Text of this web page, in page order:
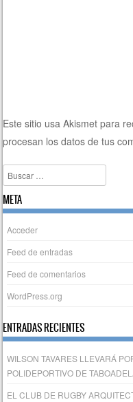
Este sitio usa Akismet para
procesan los datos de tus
Buscar
META
Acceder
Feed de entradas
Feed de comentarios
WordPress.org
ENTRADAS RECIENTES
WILSON TAVARES LLEVARÁ
POLIDEPORTIVO DE
EL CLUB DE RUGBY